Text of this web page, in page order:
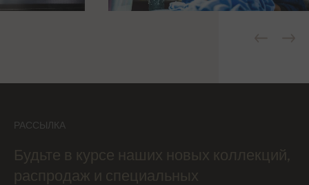
РАССЫЛКА
Будьте в курсе наших новых коллекций,
распродаж и специальных